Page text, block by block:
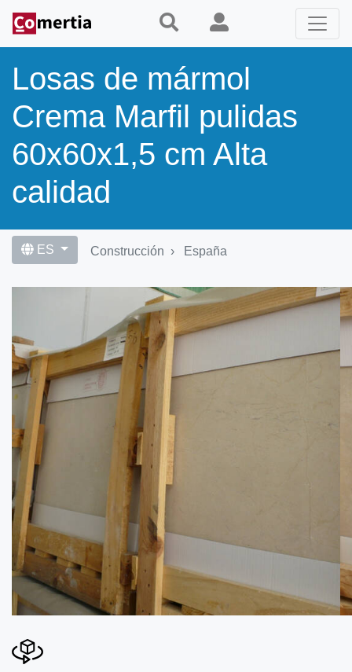
contenido
principal
Losas de mármol
Crema Marfil pulidas
60x60x1,5 cm Alta
calidad
ES Construcción España